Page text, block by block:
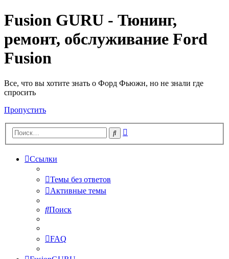
Fusion GURU - Тюнинг,
ремонт, обслуживание Ford
Fusion
Все, что вы хотите знать о Форд Фьюжн, но не знали где
спросить
Пропустить
Поиск
Ссылки
Темы без ответов
Активные темы
Поиск
FAQ